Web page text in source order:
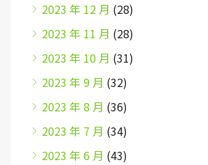
2023 年 12 月 (28)
2023 年 11 月 (28)
2023 年 10 月 (31)
2023 年 9 月 (32)
2023 年 8 月 (36)
2023 年 7 月 (34)
2023 年 6 月 (43)